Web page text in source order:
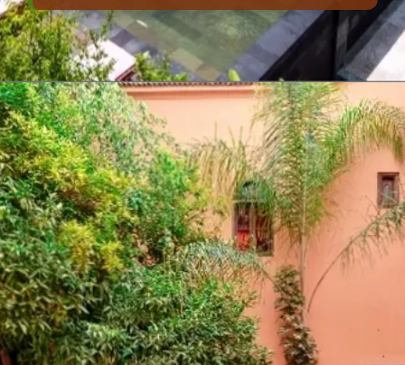
Đang mởhttps://erci.edu.vn/retreat-la-gi